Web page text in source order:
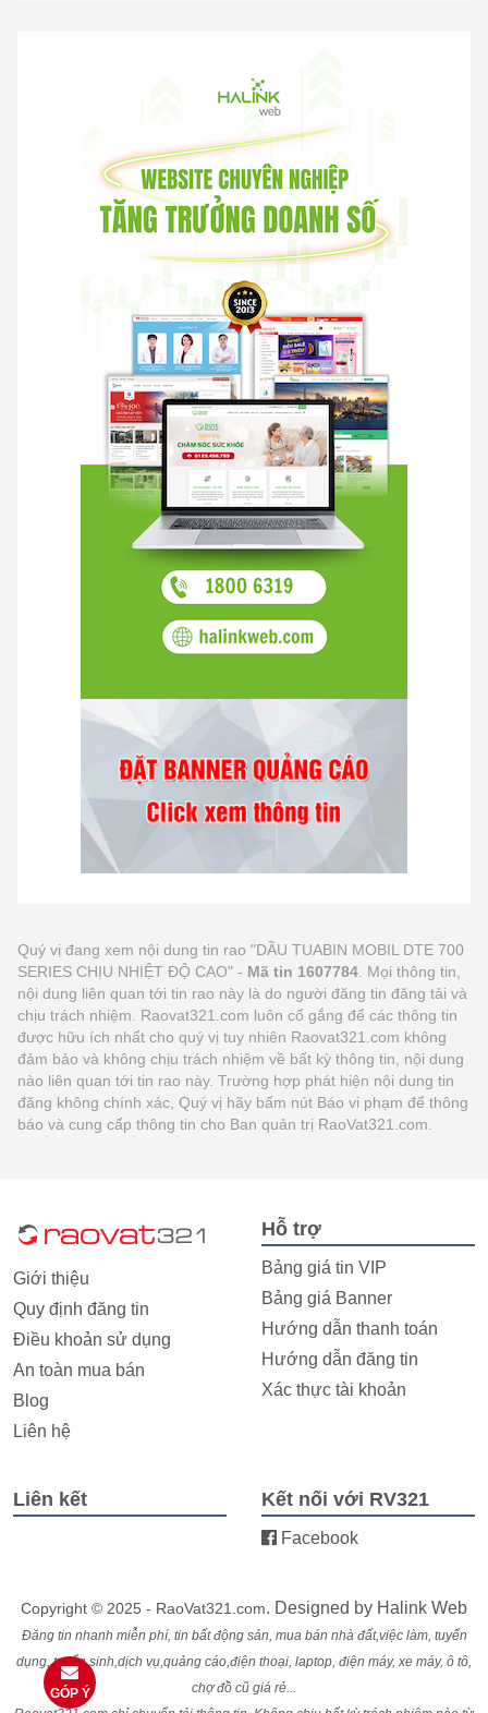
Quý vị đang xem nội dung tin rao "DẦU TUABIN MOBIL DTE 700
SERIES CHỊU NHIỆT ĐỘ CAO" - Mã tin 1607784 . Mọi thông tin,
nội dung liên quan tới tin rao này là do người đăng tin đăng tải và
chịu trách nhiệm. Raovat321.com luôn cố gắng để các thông tin
được hữu ích nhất cho quý vị tuy nhiên Raovat321.com không
đảm bảo và không chịu trách nhiệm về bất kỳ thông tin, nội dung
nào liên quan tới tin rao này. Trường hợp phát hiện nội dung tin
đăng không chính xác, Quý vị hãy bấm nút Báo vi phạm để thông
báo và cung cấp thông tin cho Ban quản trị RaoVat321.com.
Giới thiệu
Quy định đăng tin
Điều khoản sử dụng
An toàn mua bán
Blog
Liên hệ
Hỗ trợ
Bảng giá tin VIP
Bảng giá Banner
Hướng dẫn thanh toán
Hướng dẫn đăng tin
Xác thực tài khoản
Liên kết Kết nối với RV321
Facebook
Copyright © 2025 - RaoVat321.com. Designed by Halink Web
Đăng tin nhanh miễn phí, tin bất động sản, mua bán nhà đất,việc làm, tuyển
dụng, tuyển sinh,dịch vụ,quảng cáo,điện thoại, laptop, điện máy, xe máy, ô tô,
chợ đồ cũ giá rẻ...
GÓP Ý